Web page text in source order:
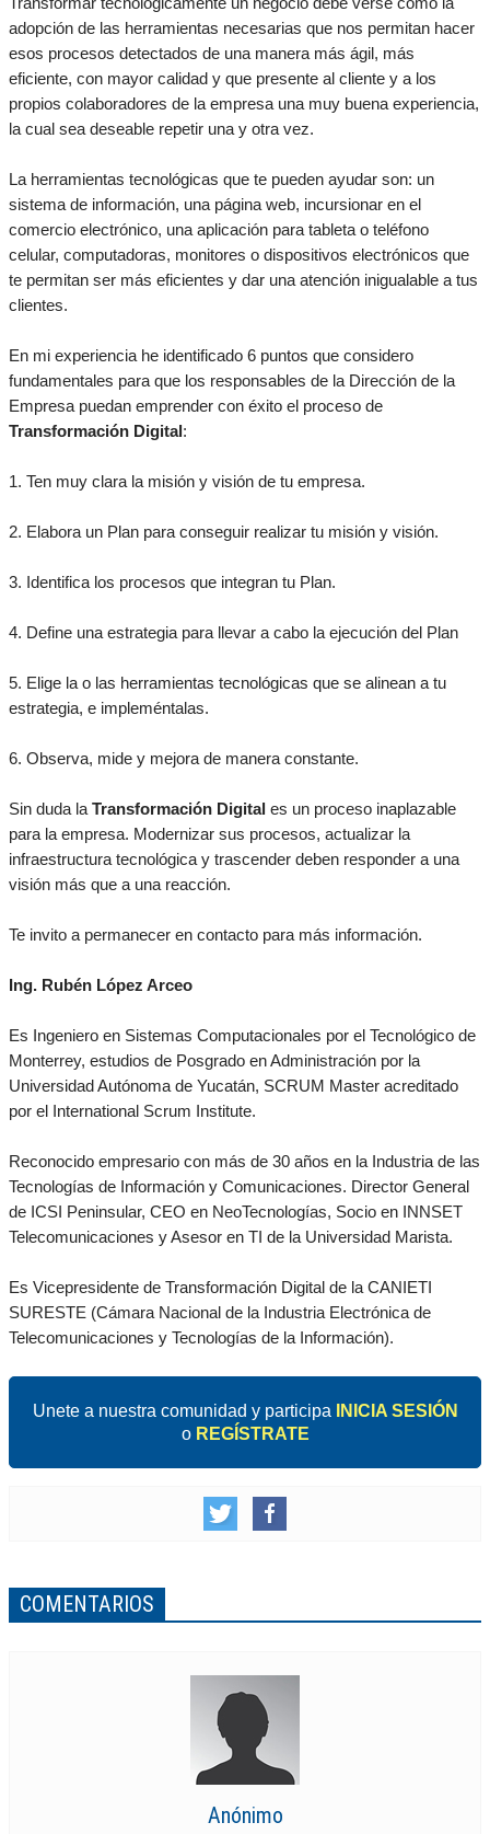
adopción de las herramientas necesarias que nos permitan hacer
esos procesos detectados de una manera más ágil, más
eficiente, con mayor calidad y que presente al cliente y a los
propios colaboradores de la empresa una muy buena experiencia,
la cual sea deseable repetir una y otra vez.
La herramientas tecnológicas que te pueden ayudar son: un
sistema de información, una página web, incursionar en el
comercio electrónico, una aplicación para tableta o teléfono
celular, computadoras, monitores o dispositivos electrónicos que
te permitan ser más eficientes y dar una atención inigualable a tus
clientes.
En mi experiencia he identificado 6 puntos que considero
fundamentales para que los responsables de la Dirección de la
Empresa puedan emprender con éxito el proceso de
Transformación Digital :
1. Ten muy clara la misión y visión de tu empresa.
2. Elabora un Plan para conseguir realizar tu misión y visión.
3. Identifica los procesos que integran tu Plan.
4. Define una estrategia para llevar a cabo la ejecución del Plan
5. Elige la o las herramientas tecnológicas que se alinean a tu
estrategia, e impleméntalas.
6. Observa, mide y mejora de manera constante.
Sin duda la Transformación Digital es un proceso inaplazable
para la empresa. Modernizar sus procesos, actualizar la
infraestructura tecnológica y trascender deben responder a una
visión más que a una reacción.
Te invito a permanecer en contacto para más información.
Ing. Rubén López Arceo
Es Ingeniero en Sistemas Computacionales por el Tecnológico de
Monterrey, estudios de Posgrado en Administración por la
Universidad Autónoma de Yucatán, SCRUM Master acreditado
por el International Scrum Institute.
Reconocido empresario con más de 30 años en la Industria de las
Tecnologías de Información y Comunicaciones. Director General
de ICSI Peninsular, CEO en NeoTecnologías, Socio en INNSET
Telecomunicaciones y Asesor en TI de la Universidad Marista.
Es Vicepresidente de Transformación Digital de la CANIETI
SURESTE (Cámara Nacional de la Industria Electrónica de
Telecomunicaciones y Tecnologías de la Información).
Unete a nuestra comunidad y participa
INICIA SESIÓN
o REGÍSTRATE
COMENTARIOS
Anónimo